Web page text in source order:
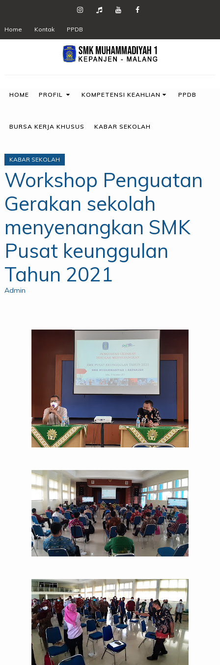
Home Kontak PPDB
HOME PROFIL KOMPETENSI KEAHLIAN PPDB
BURSA KERJA KHUSUS KABAR SEKOLAH
KABAR SEKOLAH
Workshop Penguatan
Gerakan sekolah
menyenangkan SMK
Pusat keunggulan
Tahun 2021
Admin